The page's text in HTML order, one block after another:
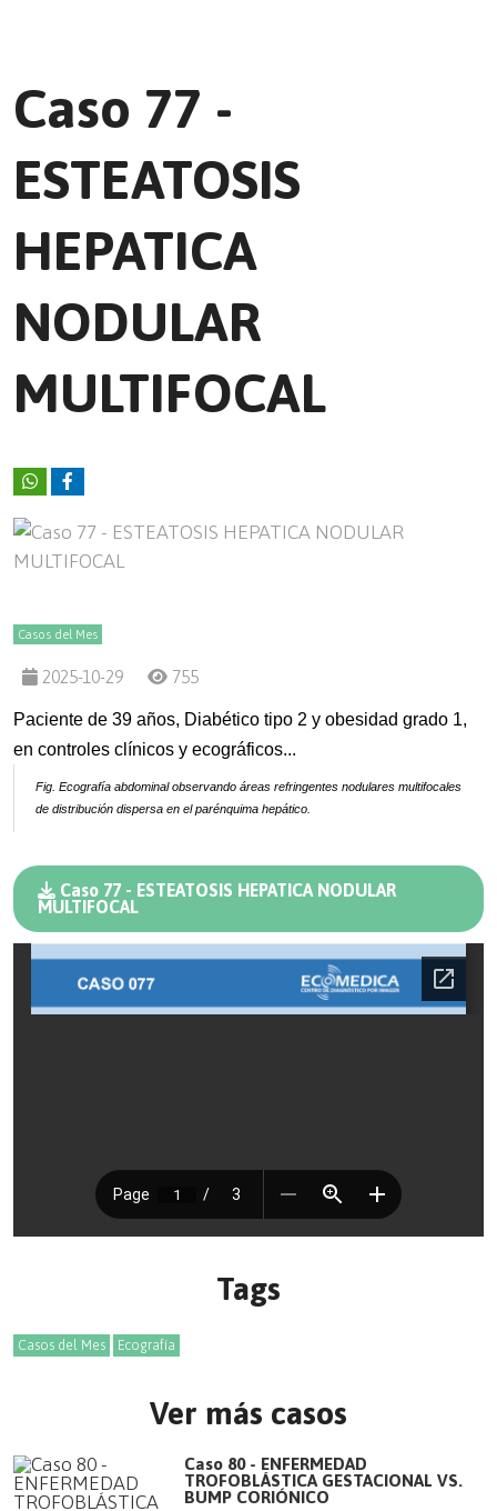
Caso 77 -
ESTEATOSIS
HEPATICA
NODULAR
MULTIFOCAL
Casos del Mes
2025-10-29 755
Paciente de 39 años, Diabético tipo 2 y obesidad grado 1,
en controles clínicos y ecográficos...
Fig. Ecografía abdominal observando áreas refringentes nodulares multifocales
de distribución dispersa en el parénquima hepático.
Caso 77 - ESTEATOSIS HEPATICA NODULAR
MULTIFOCAL
Tags
Casos del Mes Ecografía
Ver más casos
Caso 80 - ENFERMEDAD
TROFOBLÁSTICA GESTACIONAL VS.
BUMP CORIÓNICO